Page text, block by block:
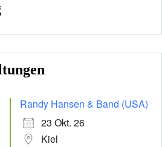
Randy Hansen & Band (USA)
23 Okt. 26
Kiel